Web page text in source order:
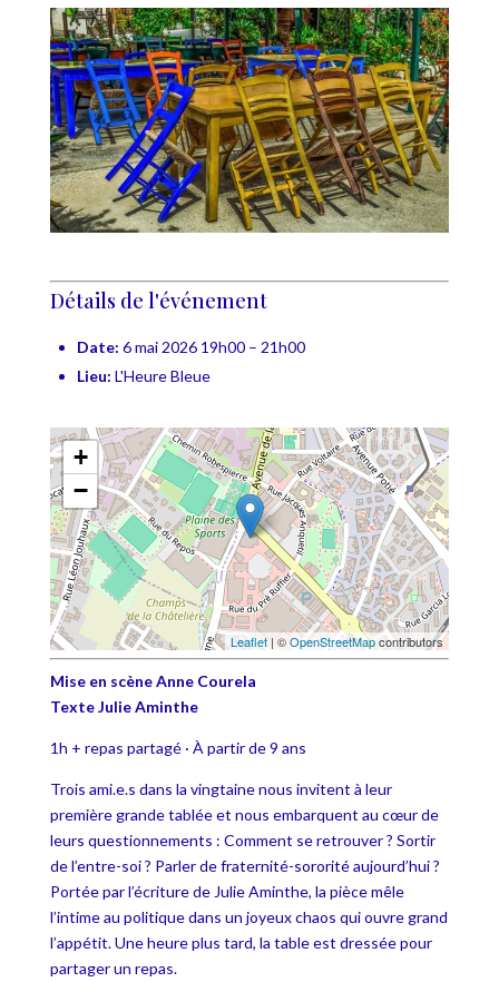
Détails de l'événement
Date: 6 mai 2026 19h00– 21h00
Lieu: L'Heure Bleue
+
−
Leaflet | ©OpenStreetMapcontributors
Mise en scène Anne Courela
Texte Julie Aminthe
1h + repas partagé · À partir de 9 ans
Trois ami.e.s dans la vingtaine nous invitent à leur
première grande tablée et nous embarquent au cœur de
leurs questionnements : Comment se retrouver ? Sortir
de l’entre-soi ? Parler de fraternité-sororité aujourd’hui ?
Portée par l’écriture de Julie Aminthe, la pièce mêle
l’intime au politique dans un joyeux chaos qui ouvre grand
l’appétit. Une heure plus tard, la table est dressée pour
partager un repas.